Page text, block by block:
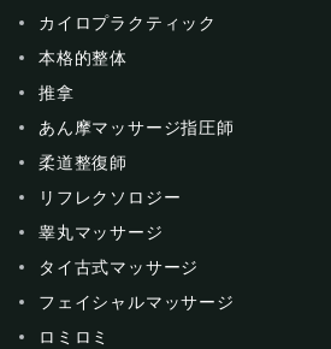
カイロプラクティック
本格的整体
推拿
あん摩マッサージ指圧師
柔道整復師
リフレクソロジー
睾丸マッサージ
タイ古式マッサージ
フェイシャルマッサージ
ロミロミ